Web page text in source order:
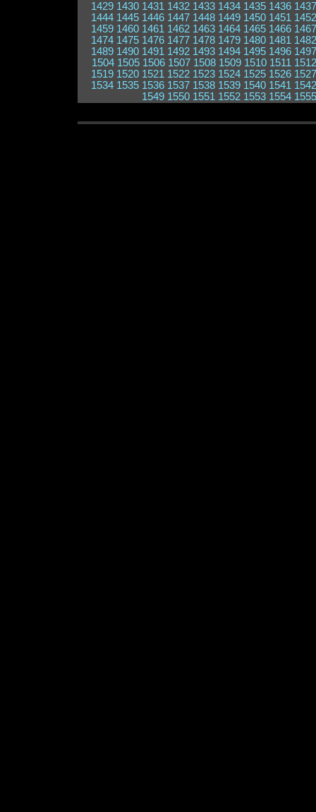
1429 1430 1431 1432 1433 1434 1435 1436 1437
1444 1445 1446 1447 1448 1449 1450 1451 1452
1459 1460 1461 1462 1463 1464 1465 1466 1467
1474 1475 1476 1477 1478 1479 1480 1481 1482
1489 1490 1491 1492 1493 1494 1495 1496 1497
1504 1505 1506 1507 1508 1509 1510 1511 1512
1519 1520 1521 1522 1523 1524 1525 1526 1527
1534 1535 1536 1537 1538 1539 1540 1541 1542
1549 1550 1551 1552 1553 1554 1555